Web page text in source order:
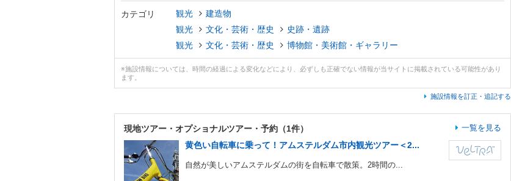
カテゴリ 観光
建造物
観光
文化・芸術・歴史
史跡・遺跡
観光
文化・芸術・歴史 博物館・美術館・ギャラリー
※施設情報については、時間の経過による変化などにより、必ずしも正確でない情報が当サイトに掲載されている可能性があり
ます。
施設情報を訂正・追記する
現地ツアー・ オプショナルツアー・予約（1件） 一覧を見る
黄色い自転車に乗って！アムステルダム市内観光ツアー＜2...
自然が美しいアムステルダムの街を自転車で散策。2時間の...